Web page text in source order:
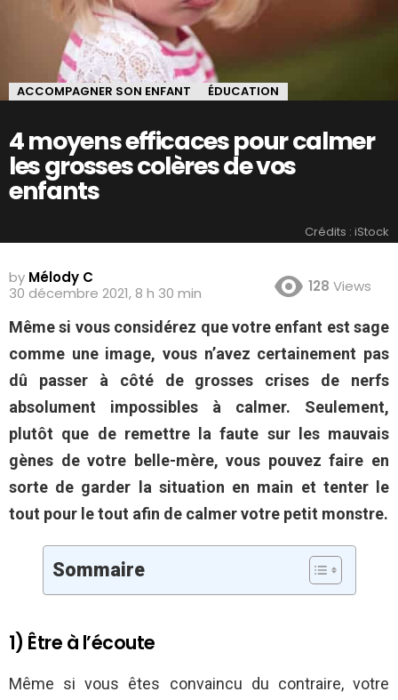
ACCOMPAGNER SON ENFANT ÉDUCATION
4 moyens efficaces pour calmer
les grosses colères de vos
enfants
Crédits : iStock
by Mélody C
30 décembre 2021, 8 h 30 min
128 Views
Même si vous considérez que votre enfant est sage
comme une image, vous n’avez certainement pas
dû passer à côté de grosses crises de nerfs
absolument impossibles à calmer. Seulement,
plutôt que de remettre la faute sur les mauvais
gènes de votre belle-mère, vous pouvez faire en
sorte de garder la situation en main et tenter le
tout pour le tout afin de calmer votre petit monstre.
Sommaire
1) Être à l’écoute
Même si vous êtes convaincu du contraire, votre